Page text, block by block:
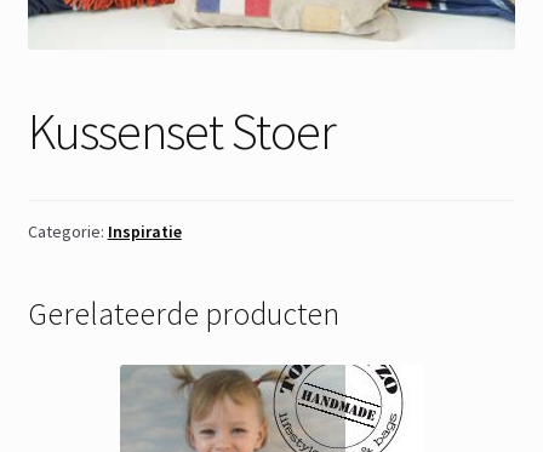
Kussenset Stoer
Categorie: Inspiratie
Gerelateerde producten